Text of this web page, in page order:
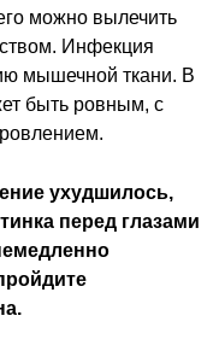
можно вылечить
Инфекция
мышечной ткани. В
быть ровным, с
ухудшилось,
перед глазами